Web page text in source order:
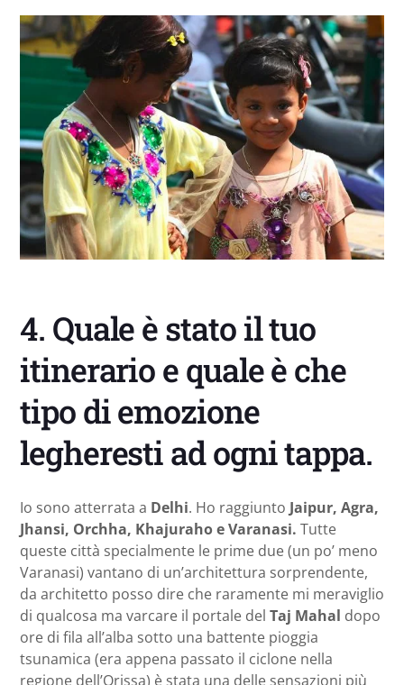
4. Quale è stato il tuo
itinerario e quale è che
tipo di emozione
legheresti ad ogni tappa.
Io sono atterrata a Delhi. Ho raggiunto Jaipur, Agra,
Jhansi, Orchha, Khajuraho e Varanasi. Tutte
queste città specialmente le prime due (un po’ meno
Varanasi) vantano di un’architettura sorprendente,
da architetto posso dire che raramente mi meraviglio
di qualcosa ma varcare il portale del Taj Mahal dopo
ore di fila all’alba sotto una battente pioggia
tsunamica (era appena passato il ciclone nella
regione dell’Orissa) è stata una delle sensazioni più